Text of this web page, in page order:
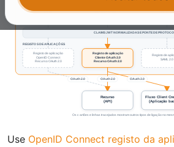
Use OpenID Connect registo da